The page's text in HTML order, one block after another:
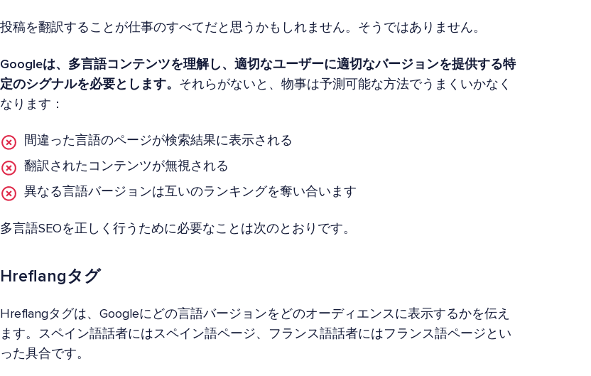
投稿を翻訳することが仕事のすべてだと思うかもしれません。そうではありません。
Googleは、多言語コンテンツを理解し、適切なユーザーに適切なバージョンを提供する特
定のシグナルを必要とします。 それらがないと、物事は予測可能な方法でうまくいかなく
なります：
間違った言語のページが検索結果に表示される
翻訳されたコンテンツが無視される
異なる言語バージョンは互いのランキングを奪い合います
多言語SEOを正しく行うために必要なことは次のとおりです。
Hreflangタグ
Hreflangタグは、Googleにどの言語バージョンをどのオーディエンスに表示するかを伝え
ます。スペイン語話者にはスペイン語ページ、フランス語話者にはフランス語ページとい
った具合です。